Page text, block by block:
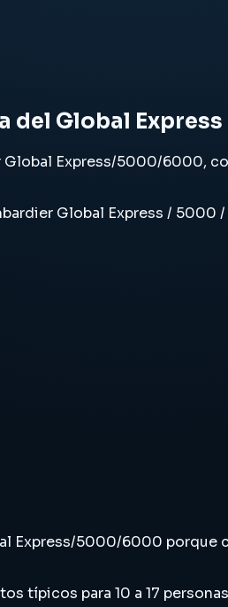
del Global Express
Express/5000/6000,
Global Express /
Express/5000/6000 porque
típicos para 10 a 17